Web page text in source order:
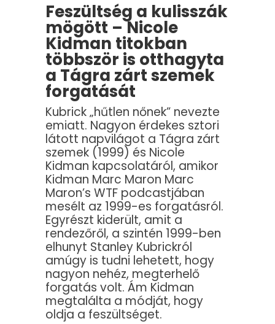
Feszültség a kulisszák
mögött – Nicole
Kidman titokban
többször is otthagyta
a Tágra zárt szemek
forgatását
Kubrick „hűtlen nőnek” nevezte
emiatt. Nagyon érdekes sztori
látott napvilágot a Tágra zárt
szemek (1999) és Nicole
Kidman kapcsolatáról, amikor
Kidman Marc Maron Marc
Maron’s WTF podcastjában
mesélt az 1999-es forgatásról.
Egyrészt kiderült, amit a
rendezőről, a szintén 1999-ben
elhunyt Stanley Kubrickról
amúgy is tudni lehetett, hogy
nagyon nehéz, megterhelő
forgatás volt. Ám Kidman
megtalálta a módját, hogy
oldja a feszültséget.